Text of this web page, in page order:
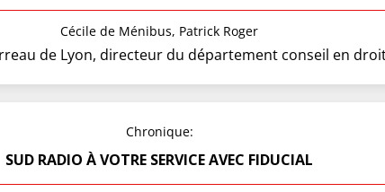
Cécile de Ménibus, Patrick Roger
de Lyon, directeur du département conseil en
Chronique:
SUD RADIO À VOTRE SERVICE AVEC FIDUCIAL